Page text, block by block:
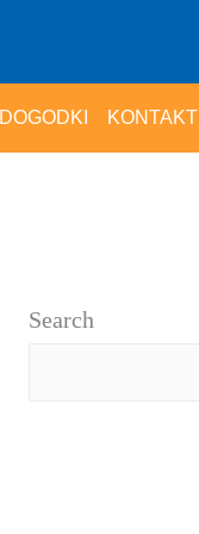
DOGODKI KONTAKT
Search